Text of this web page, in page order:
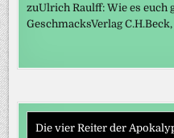
zuUlrich Raulff: Wie es euch
GeschmacksVerlag
Die vier Reiter der